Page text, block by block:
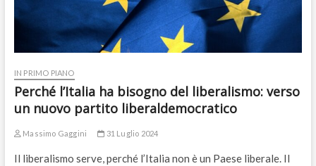
IN PRIMO PIANO
Perché l’Italia ha bisogno del liberalismo: verso
un nuovo partito liberaldemocratico
Massimo Gaggini 31 Luglio 2024
Il liberalismo serve, perché l’Italia non è un Paese liberale. Il